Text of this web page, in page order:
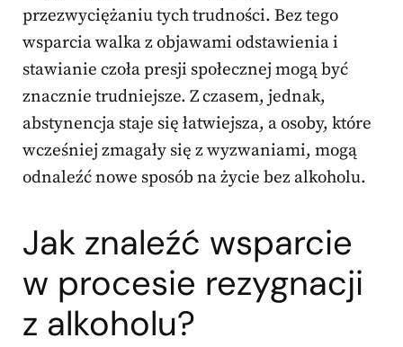
przezwyciężaniu tych trudności. Bez tego
wsparcia walka z objawami odstawienia i
stawianie czoła presji społecznej mogą być
znacznie trudniejsze. Z czasem, jednak,
abstynencja staje się łatwiejsza, a osoby, które
wcześniej zmagały się z wyzwaniami, mogą
odnaleźć nowe sposób na życie bez alkoholu.
Jak znaleźć wsparcie
w procesie rezygnacji
z alkoholu?